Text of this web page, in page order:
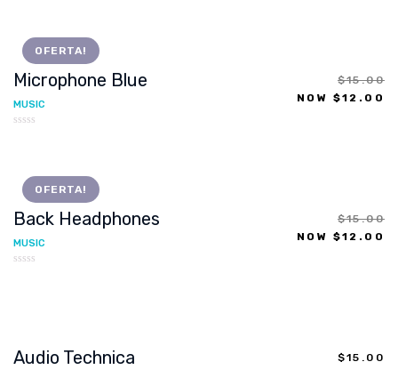
OFERTA!
Microphone Blue
MUSIC
$15.00
NOW $12.00
OFERTA!
Back Headphones
MUSIC
$15.00
NOW $12.00
Audio Technica $15.00